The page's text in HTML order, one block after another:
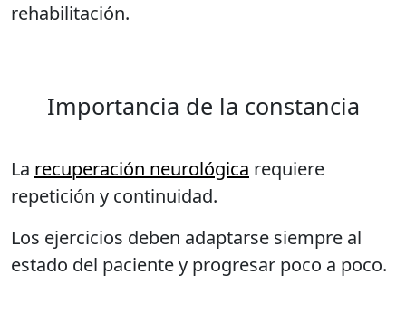
rehabilitación.
Importancia de la constancia
La recuperación neurológica requiere
repetición y continuidad.
Los ejercicios deben adaptarse siempre al
estado del paciente y progresar poco a poco.